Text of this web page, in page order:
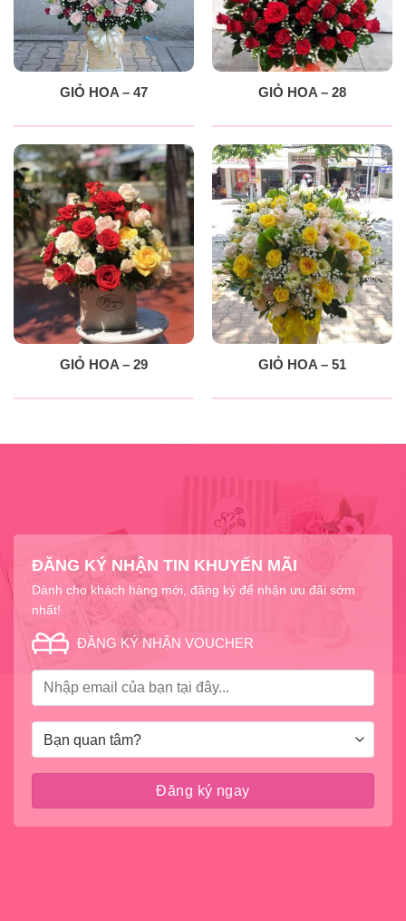
GIỎ HOA – 47 GIỎ HOA – 28
GIỎ HOA – 29 GIỎ HOA – 51
ĐĂNG KÝ NHẬN TIN KHUYẾN MÃI
Dành cho khách hàng mới, đăng ký để nhận ưu đãi sớm
nhất!
ĐĂNG KÝ NHẬN VOUCHER